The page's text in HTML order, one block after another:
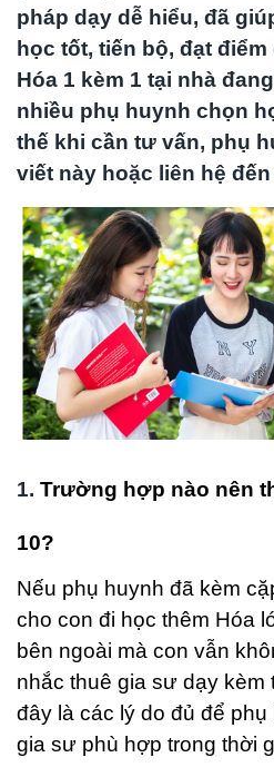
pháp dạy dễ hiểu, đã
học tốt, tiến bộ, đạt
Hóa 1 kèm 1 tại nhà
nhiều phụ huynh chọn
thế khi cần tư vấn, phụ
viết này hoặc liên hệ
1. Trường hợp nào nên
10?
Nếu phụ huynh đã kèm
cho con đi học thêm Hóa
bên ngoài mà con vẫn
nhắc thuê gia sư dạy kèm
đây là các lý do đủ để
gia sư phù hợp trong thời